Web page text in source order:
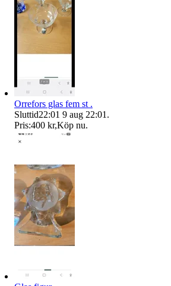
Orrefors glas fem st .
Sluttid22:01 9 aug 22:01 .
Pris:400 kr,Köp nu.